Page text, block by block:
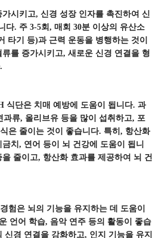
시키고, 신경 성장 인자를 촉진하여 신
다. 주 3-5회, 매회 30분 이상의 유산소
타기 등)과 근력 운동을 병행하는 것이
를 증가시키고, 새로운 신경 연결을 형
식단은 치매 예방에 도움이 됩니다. 과
과류, 올리브유 등을 많이 섭취하고, 포
은 줄이는 것이 좋습니다. 특히, 항산화
치, 연어 등이 뇌 건강에 도움이 됩니
줄이고, 항산화 효과를 제공하여 뇌 건
험은 뇌의 기능을 유지하는 데 도움이
언어 학습, 음악 연주 등의 활동이 좋습
신경 연결을 강화하고, 인지 기능을 유지